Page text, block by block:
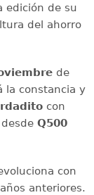
edición de su
del ahorro
de
constancia y
con
Q500
con
anteriores.